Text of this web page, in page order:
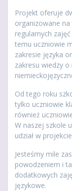
Projekt oferuje
organizowane na
regularnych
temu uczniowie
zakresie języka
zakresu wiedzy
Od tego roku
tylko uczniowie
również
W naszej szkole
udział w
Jesteśmy mile
powodzeniem i
dodatkowych
językowe.